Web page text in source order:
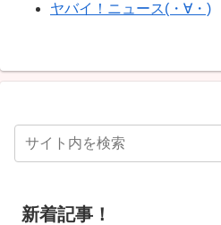
ヤバイ！ニュース(・∀・)
新着記事！